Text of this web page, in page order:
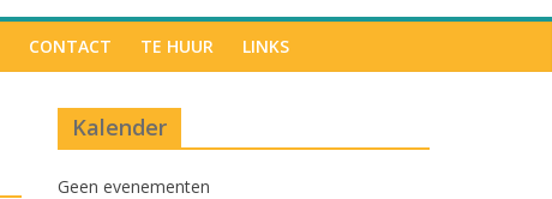
CONTACT TE HUUR LINKS
Kalender
Geen evenementen